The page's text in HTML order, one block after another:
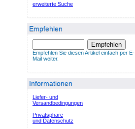
erweiterte Suche
Empfehlen
Empfehlen
Empfehlen Sie diesen Artikel einfach per E-
Mail weiter.
Informationen
Liefer- und
Versandbedingungen
Privatsphäre
und Datenschutz